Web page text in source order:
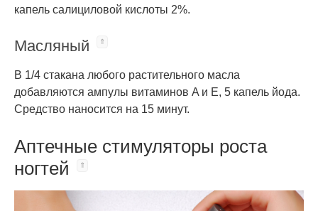
капель салициловой кислоты 2%.
Масляный
В 1/4 стакана любого растительного масла
добавляются ампулы витаминов A и E, 5 капель йода.
Средство наносится на 15 минут.
Аптечные стимуляторы роста
ногтей